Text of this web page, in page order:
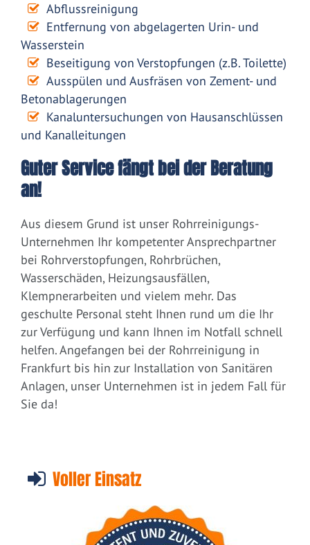
Abflussreinigung
Entfernung von abgelagerten Urin- und
Wasserstein
Beseitigung von Verstopfungen (z.B. Toilette)
Ausspülen und Ausfräsen von Zement- und
Betonablagerungen
Kanaluntersuchungen von Hausanschlüssen
und Kanalleitungen
Guter Service fängt bei der Beratung
an!
Aus diesem Grund ist unser Rohrreinigungs-
Unternehmen Ihr kompetenter Ansprechpartner
bei Rohrverstopfungen, Rohrbrüchen,
Wasserschäden, Heizungsausfällen,
Klempnerarbeiten und vielem mehr. Das
geschulte Personal steht Ihnen rund um die Ihr
zur Verfügung und kann Ihnen im Notfall schnell
helfen. Angefangen bei der Rohrreinigung in
Frankfurt bis hin zur Installation von Sanitären
Anlagen, unser Unternehmen ist in jedem Fall für
Sie da!
Voller Einsatz